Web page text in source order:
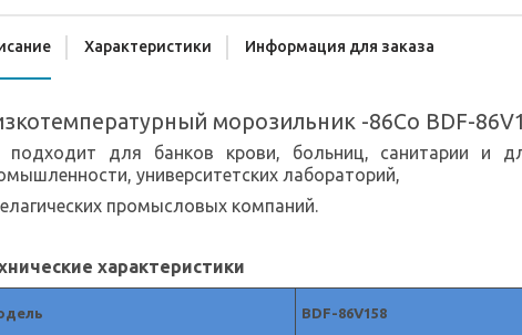
Характеристики Информация для заказа
морозильник -86Со BDF-
подходит для банков крови, больниц, санитарии и
университетских лабораторий,
промысловых компаний.
характеристики
BDF-86V158